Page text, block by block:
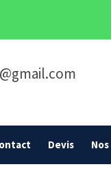
Devis